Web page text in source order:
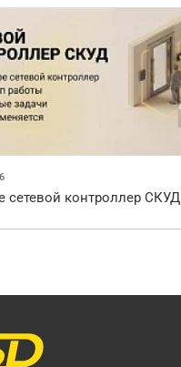
сетевой контроллер СКУД